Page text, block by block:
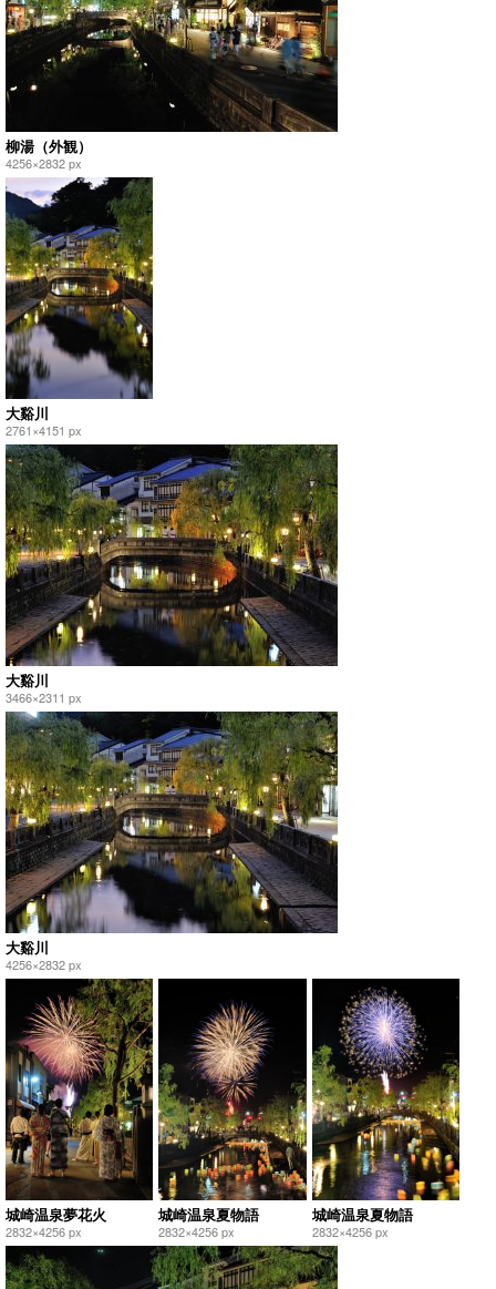
柳湯（外観）
4256×2832 px
大谿川
2761×4151 px
大谿川
3466×2311 px
大谿川
4256×2832 px
城崎温泉夢花火
2832×4256 px
城崎温泉夏物語
2832×4256 px
城崎温泉夏物語
2832×4256 px